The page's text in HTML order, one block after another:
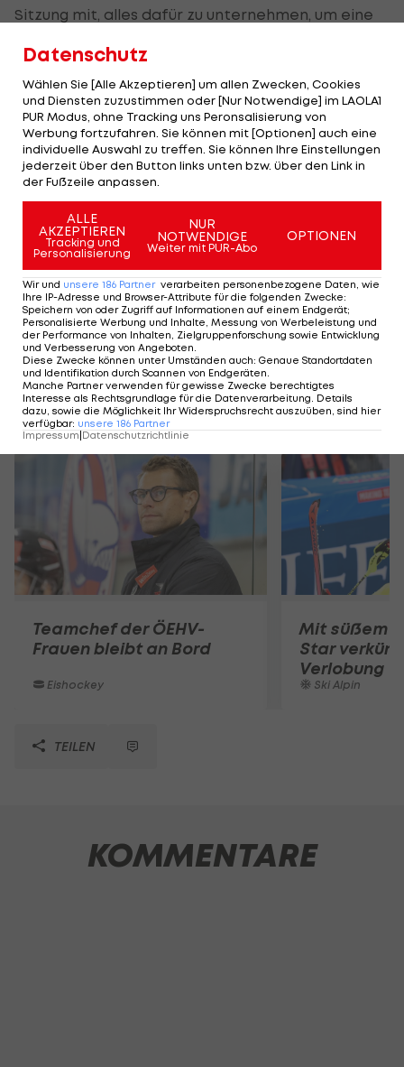
Sitzung mit, alles dafür zu unternehmen, um eine
soll entschieden werden, ob das erste Trimester
mit Stationen in Finnland, Schweden, Österreich
und Frankreich wie vorgesehen durchgeführt
werden kann oder es Änderungen geben muss.
Unklar ist derzeit, ob die Veranstaltungen ohne
Fans durchgeführt werden müssen oder wie
andere Beschränkungen aussehen könnten.
Der legendäre Durchmarsch des FC
Wacker Tirol I #Zwarakonferenz History
Zwarakonferenz
Am Stammtisch
Christopher Knett
Stammtisch
Mehr zum Thema
Teamchef der ÖEHV-
Frauen bleibt an Bord
Eishockey
Mit süßem
Star
Verlobung
Ski Alpin
TEILEN
KOMMENTARE
Datenschutz
Wählen Sie [Alle Akzeptieren] um allen Zwecken, Cookies
und Diensten zuzustimmen oder [Nur Notwendige] im LAOLA1
PUR Modus, ohne Tracking uns Peronsalisierung von
Werbung fortzufahren. Sie können mit [Optionen] auch eine
individuelle Auswahl zu treffen. Sie können Ihre Einstellungen
jederzeit über den Button links unten bzw. über den Link in
der Fußzeile anpassen.
ALLE
AKZEPTIEREN
Tracking und
Personalisierung
NUR
NOTWENDIGE
Weiter mit PUR-Abo
OPTIONEN
Wir und unsere 186 Partner verarbeiten personenbezogene Daten, wie
Ihre IP-Adresse und Browser-Attribute für die folgenden Zwecke:
Speichern von oder Zugriff auf Informationen auf einem Endgerät;
Personalisierte Werbung und Inhalte, Messung von Werbeleistung und
der Performance von Inhalten, Zielgruppenforschung sowie Entwicklung
und Verbesserung von Angeboten.
Diese Zwecke können unter Umständen auch: Genaue Standortdaten
und Identifikation durch Scannen von Endgeräten.
Manche Partner verwenden für gewisse Zwecke berechtigtes
Interesse als Rechtsgrundlage für die Datenverarbeitung. Details
dazu, sowie die Möglichkeit Ihr Widerspruchsrecht auszuüben, sind hier
verfügbar: unsere 186 Partner
Impressum Datenschutzrichtlinie